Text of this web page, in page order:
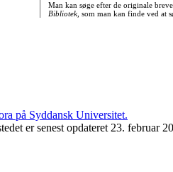
Man kan søge efter de originale
Bibliotek, som man kan finde ved at
er senest opdateret 23. februar